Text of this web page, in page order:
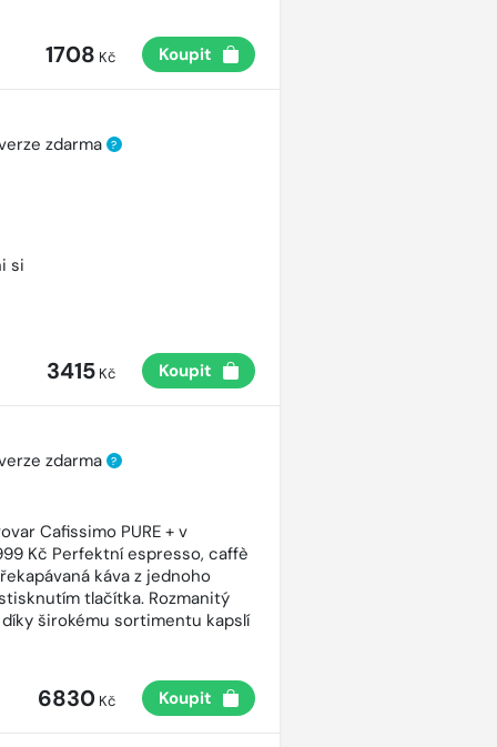
1708 Kč Koupit
zdarma ?
si
3415Kč Koupit
zdarma ?
Cafissimo PURE + v
Kč Perfektní espresso, caffè
káva z jednoho
tlačítka. Rozmanitý
širokému sortimentu kapslí
6830Kč Koupit